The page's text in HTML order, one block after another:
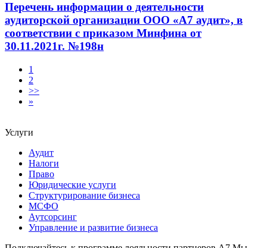
Перечень информации о деятельности
аудиторской организации ООО «А7 аудит», в
соответствии с приказом Минфина от
30.11.2021г. №198н
1
2
>>
»
Услуги
Аудит
Налоги
Право
Юридические услуги
Структурирование бизнеса
МСФО
Аутсорсинг
Управление и развитие бизнеса